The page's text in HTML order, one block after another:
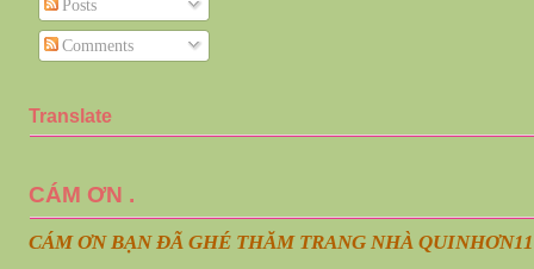
Posts
Comments
Translate
CÁM ƠN .
CÁM ƠN BẠN ĐÃ GHÉ THĂM TRANG NHÀ QUINHƠN